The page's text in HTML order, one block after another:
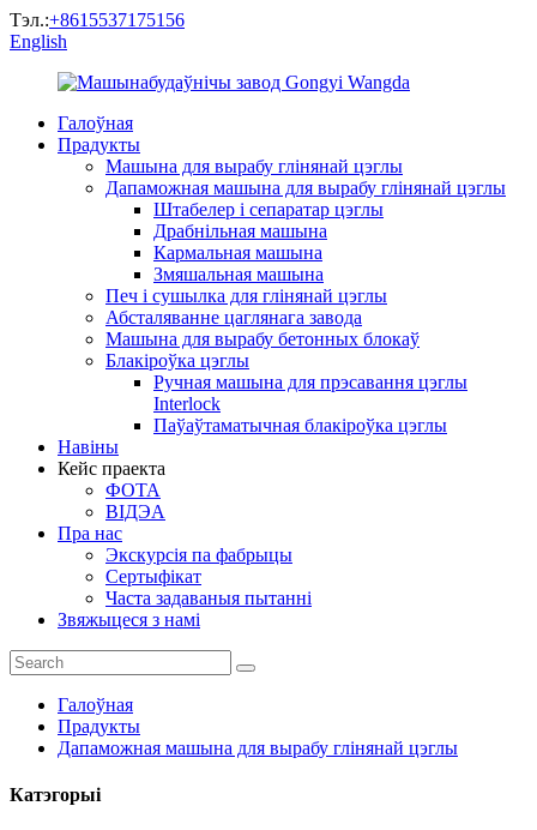
Тэл.:+8615537175156
English
Галоўная
Прадукты
Машына для вырабу глінянай цэглы
Дапаможная машына для вырабу глінянай цэглы
Штабелер і сепаратар цэглы
Драбнільная машына
Кармальная машына
Змяшальная машына
Печ і сушылка для глінянай цэглы
Абсталяванне цаглянага завода
Машына для вырабу бетонных блокаў
Блакіроўка цэглы
Ручная машына для прэсавання цэглы
Interlock
Паўаўтаматычная блакіроўка цэглы
Навіны
Кейс праекта
ФОТА
ВІДЭА
Пра нас
Экскурсія па фабрыцы
Сертыфікат
Часта задаваныя пытанні
Звяжыцеся з намі
Галоўная
Прадукты
Дапаможная машына для вырабу глінянай цэглы
Катэгорыі